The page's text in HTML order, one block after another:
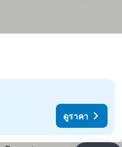
ดูราคา